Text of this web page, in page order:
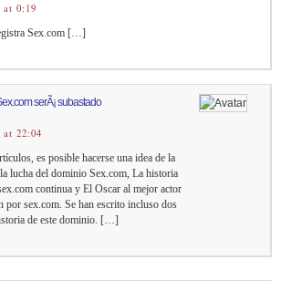
at 0:19
Sex.com […]
serÃ¡ subastado
22:04
es posible hacerse una idea de la
lucha del dominio Sex.com, La historia
continua y El Oscar al mejor actor
por sex.com. Se han escrito incluso dos
de este dominio. […]